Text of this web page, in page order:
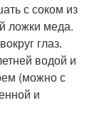
с соком из
ложки меда.
глаз.
водой и
(можно с
и